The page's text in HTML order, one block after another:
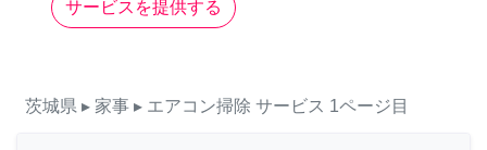
サービスを提供する
茨城県 ▸ 家事 ▸ エアコン掃除 サービス 1ページ目